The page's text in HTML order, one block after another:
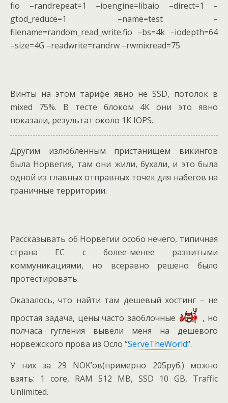
fio –randrepeat=1 –ioengine=libaio –direct=1 –
gtod_reduce=1 –name=test–
filename=random_read_write.fio –bs=4k –iodepth=64
–size=4G –readwrite=randrw –rwmixread=75
Винты на этом тарифе явно не SSD, потолок в
mixed 75%. В тесте блоком 4К они это явно
показали, результат около 1K IOPS.
Другим излюбленным пристанищем викингов
была Норвегия, там они жили, бухали, и это была
одной из главных отправных точек для набегов на
граничные территории.
Рассказывать об Норвегии особо нечего, типичная
страна ЕС с более-менее развитыми
коммуникациями, но всеравно решено было
протестировать.
Оказалось, что найти там дешевый хостинг – не
простая задача, цены часто заоблочные
, но
полчаса гугления вывели меня на дешевого
норвежского прова из Осло “ServeTheWorld“.
У них за 29 NOK’ов(примерно 205руб.) можно
взять: 1 core, RAM 512 MB, SSD 10 GB, Traffic
Unlimited.